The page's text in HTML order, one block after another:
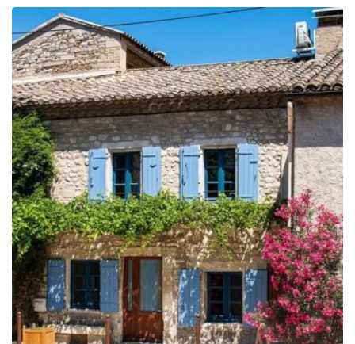
precios:
desde
309.00€
hasta
909.00€